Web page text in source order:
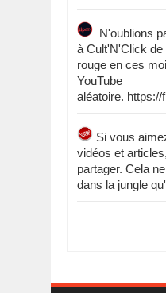
N'oublions
à Cult'N'Click de
rouge en ces
YouTube
aléatoire.
Si vous
vidéos et
partager. Cela
dans la jungle